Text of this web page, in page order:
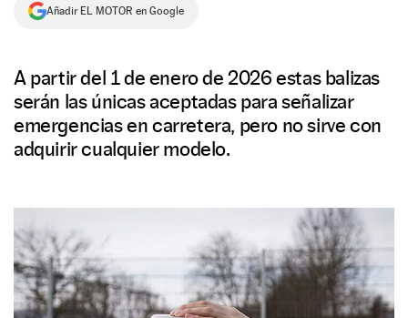
Añadir EL MOTOR en Google
A partir del 1 de enero de 2026 estas balizas
serán las únicas aceptadas para señalizar
emergencias en carretera, pero no sirve con
adquirir cualquier modelo.